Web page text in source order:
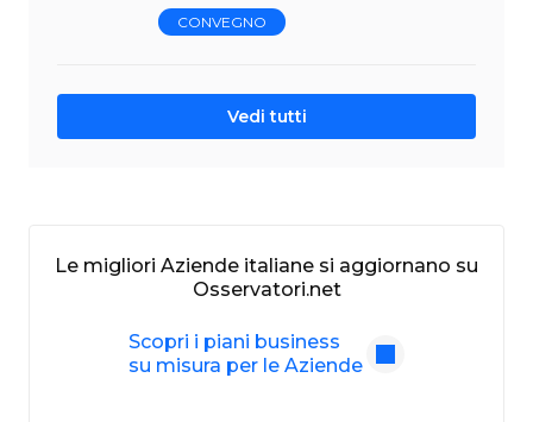
CONVEGNO
Vedi tutti
Le migliori Aziende italiane si aggiornano su
Osservatori.net
Scopri i piani business
su misura per le Aziende